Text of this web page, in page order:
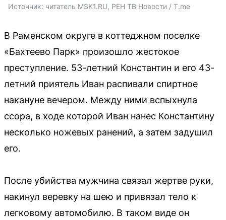
Источник: читатель MSK1.RU, РЕН ТВ Новости / T.me
В Раменском округе в коттеджном поселке
«Бахтеево Парк» произошло жестокое
преступление. 53-летний Константин и его 43-
летний приятель Иван распивали спиртное
накануне вечером. Между ними вспыхнула
ссора, в ходе которой Иван нанес Константину
несколько ножевых ранений, а затем задушил
его.
После убийства мужчина связал жертве руки,
накинул веревку на шею и привязал тело к
легковому автомобилю. В таком виде он